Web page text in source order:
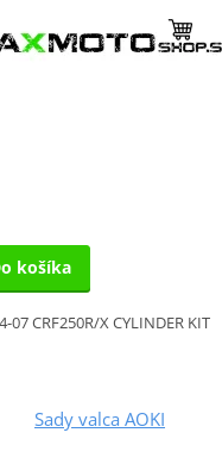
košíka
07 CRF250R/X CYLINDER KIT
Sady valca AOKI